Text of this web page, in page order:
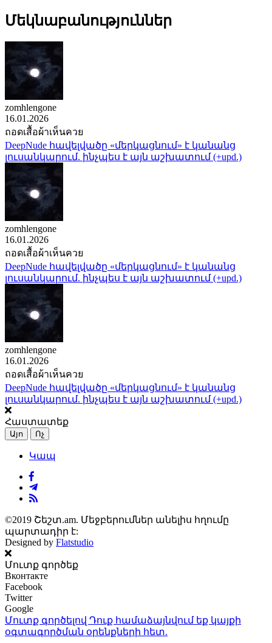
Մեկնաբանություններ
zomhlengone
16.01.2026
ถอดเสื้อผ้าเห็นควย
DeepNude հավելվածը «մերկացնում» է կանանց
լուսանկարում. ինչպես է այն աշխատում (+upd.)
zomhlengone
16.01.2026
ถอดเสื้อผ้าเห็นควย
DeepNude հավելվածը «մերկացնում» է կանանց
լուսանկարում. ինչպես է այն աշխատում (+upd.)
zomhlengone
16.01.2026
ถอดเสื้อผ้าเห็นควย
DeepNude հավելվածը «մերկացնում» է կանանց
լուսանկարում. ինչպես է այն աշխատում (+upd.)
Հաստատեք
Այո Ոչ
Կապ
©2019 Շեշտ.am. Մեջբերումներ անելիս հղումը
պարտադիր է:
Designed by Flatstudio
Մուտք գործեք
Вконтакте
Facebook
Twitter
Google
Մուտք գործելով Դուք համաձայնվում եք կայքի
օգտագործման օրենքների հետ.